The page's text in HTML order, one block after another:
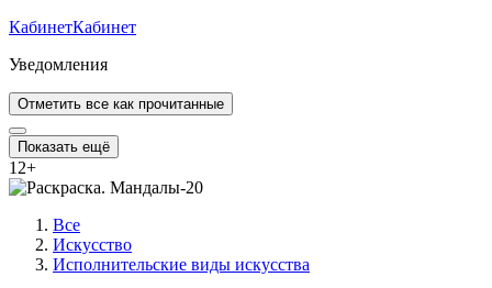
КабинетКабинет
Уведомления
Отметить все как прочитанные
Показать ещё
12+
Все
Искусство
Исполнительские виды искусства